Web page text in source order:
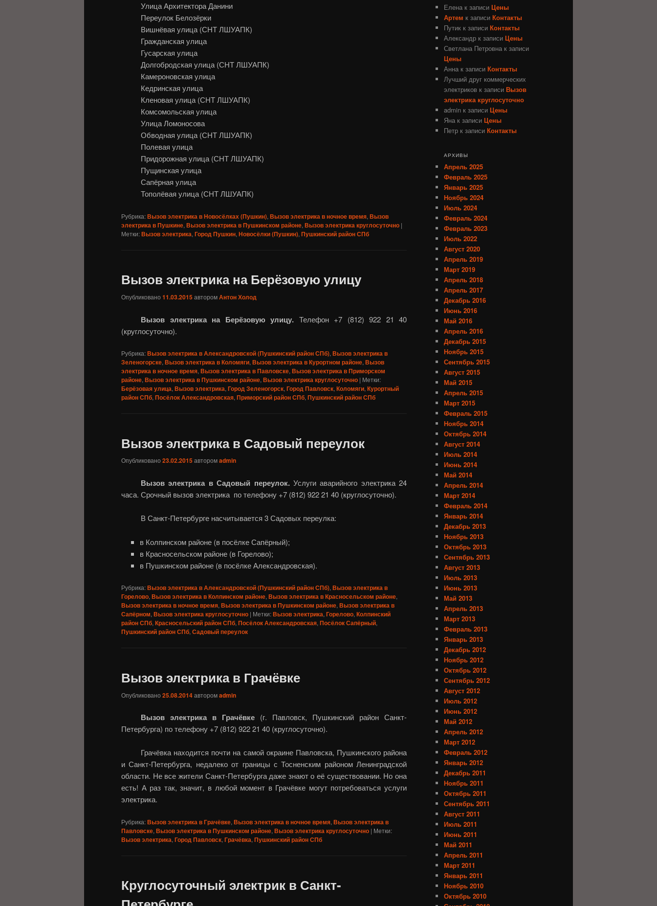
Улица Архитектора Данини
Переулок Белозёрки
Вишнёвая улица (СНТ ЛШУАПК)
Гражданская улица
Гусарская улица
Долгобродская улица (СНТ ЛШУАПК)
Камероновская улица
Кедринская улица
Кленовая улица (СНТ ЛШУАПК)
Комсомольская улица
Улица Ломоносова
Обводная улица (СНТ ЛШУАПК)
Полевая улица
Придорожная улица (СНТ ЛШУАПК)
Пущинская улица
Сапёрная улица
Тополёвая улица (СНТ ЛШУАПК)
Рубрика:Вызов электрика в Новосёлках (Пушкин), Вызов электрика в ночное время, Вызов
электрика в Пушкине, Вызов электрика в Пушкинском районе, Вызов электрика круглосуточно |
Метки:Вызов электрика, Город Пушкин, Новосёлки (Пушкин), Пушкинский район СПб
Вызов электрика на Берёзовую улицу
Опубликовано 11.03.2015авторомАнтон Холод
Вызов электрика на Берёзовую улицу. Телефон +7 (812) 922 21 40
(круглосуточно).
Рубрика:Вызов электрика в Александровской (Пушкинский район СПб), Вызов электрика в
Зеленогорске, Вызов электрика в Коломяги, Вызов электрика в Курортном районе, Вызов
электрика в ночное время, Вызов электрика в Павловске, Вызов электрика в Приморском
районе, Вызов электрика в Пушкинском районе, Вызов электрика круглосуточно | Метки:
Берёзовая улица, Вызов электрика, Город Зеленогорск, Город Павловск, Коломяги, Курортный
район СПб, Посёлок Александровская, Приморский район СПб, Пушкинский район СПб
Вызов электрика в Садовый переулок
Опубликовано 23.02.2015авторомadmin
Вызов электрика в Садовый переулок.Услуги аварийного электрика 24
часа. Срочный вызов электрика по телефону +7 (812) 922 21 40 (круглосуточно).
В Санкт-Петербурге насчитывается 3 Садовых переулка:
в Колпинском районе (в посёлке Сапёрный);
в Красносельском районе (в Горелово);
в Пушкинском районе (в посёлке Александровская).
Рубрика:Вызов электрика в Александровской (Пушкинский район СПб), Вызов электрика в
Горелово, Вызов электрика в Колпинском районе, Вызов электрика в Красносельском районе,
Вызов электрика в ночное время, Вызов электрика в Пушкинском районе, Вызов электрика в
Сапёрном, Вызов электрика круглосуточно | Метки:Вызов электрика, Горелово, Колпинский
район СПб, Красносельский район СПб, Посёлок Александровская, Посёлок Сапёрный,
Пушкинский район СПб, Садовый переулок
Вызов электрика в Грачёвке
Опубликовано 25.08.2014авторомadmin
Вызов электрика в Грачёвке (г. Павловск, Пушкинский район Санкт-
Петербурга) по телефону +7 (812) 922 21 40 (круглосуточно).
Грачёвка находится почти на самой окраине Павловска, Пушкинского района
и Санкт-Петербурга, недалеко от границы с Тосненским районом Ленинградской
области. Не все жители Санкт-Петербурга даже знают о её существовании. Но она
есть! А раз так, значит, в любой момент в Грачёвке могут потребоваться услуги
электрика.
Рубрика:Вызов электрика в Грачёвке, Вызов электрика в ночное время, Вызов электрика в
Павловске, Вызов электрика в Пушкинском районе, Вызов электрика круглосуточно | Метки:
Вызов электрика, Город Павловск, Грачёвка, Пушкинский район СПб
Круглосуточный электрик в Санкт-
Елена к записи Цены
Артем к записи Контакты
Путик к записи Контакты
Александр к записи Цены
Светлана Петровна к записи
Цены
Анна к записи Контакты
Лучший друг коммерческих
электриков к записи Вызов
электрика круглосуточно
admin к записи Цены
Яна к записи Цены
Петр к записи Контакты
АРХИВЫ
Апрель 2025
Февраль 2025
Январь 2025
Ноябрь 2024
Июль 2024
Февраль 2024
Февраль 2023
Июль 2022
Август 2020
Апрель 2019
Март 2019
Апрель 2018
Апрель 2017
Декабрь 2016
Июнь 2016
Май 2016
Апрель 2016
Декабрь 2015
Ноябрь 2015
Сентябрь 2015
Август 2015
Май 2015
Апрель 2015
Март 2015
Февраль 2015
Ноябрь 2014
Октябрь 2014
Август 2014
Июль 2014
Июнь 2014
Май 2014
Апрель 2014
Март 2014
Февраль 2014
Январь 2014
Декабрь 2013
Ноябрь 2013
Октябрь 2013
Сентябрь 2013
Август 2013
Июль 2013
Июнь 2013
Май 2013
Апрель 2013
Март 2013
Февраль 2013
Январь 2013
Декабрь 2012
Ноябрь 2012
Октябрь 2012
Сентябрь 2012
Август 2012
Июль 2012
Июнь 2012
Май 2012
Апрель 2012
Март 2012
Февраль 2012
Январь 2012
Декабрь 2011
Ноябрь 2011
Октябрь 2011
Сентябрь 2011
Август 2011
Июль 2011
Июнь 2011
Май 2011
Апрель 2011
Март 2011
Январь 2011
Ноябрь 2010
Октябрь 2010